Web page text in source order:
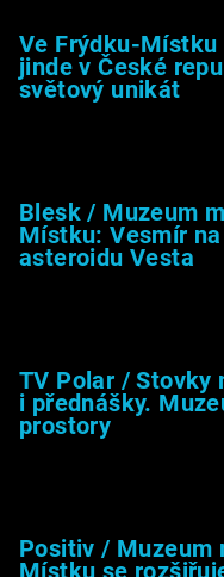
Ve Frýdku-Místku
jinde v České
světový unikát
Blesk / Muzeum
Místku: Vesmír
asteroidu Vesta
TV Polar / Stovky
i přednášky.
prostory
Positiv / Muzeum
Místku se